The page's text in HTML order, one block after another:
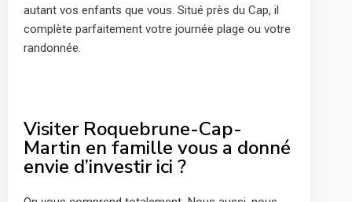
autant vos enfants que vous. Situé près du Cap, il
complète parfaitement votre journée plage ou votre
randonnée.
Visiter Roquebrune-Cap-
Martin en famille vous a donné
envie d’investir ici ?